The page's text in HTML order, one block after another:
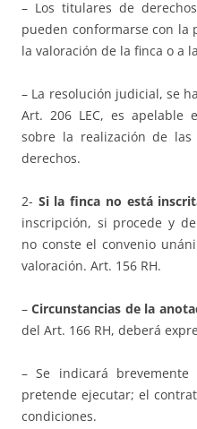
– Los titulares de
pueden conformarse con la
la valoración de la finca o a
– La resolución judicial, se
Art. 206 LEC, es apelable
sobre la realización de
derechos.
2- Si la finca no está
inscripción, si procede y
no conste el convenio
valoración. Art. 156 RH.
–Circunstancias de la
del Art. 166 RH, deberá
– Se indicará
pretende ejecutar; el
condiciones.